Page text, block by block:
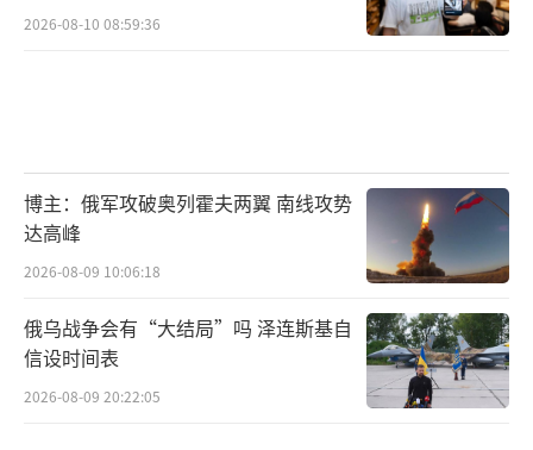
2026-08-10 08:59:36
博主：俄军攻破奥列霍夫两翼 南线攻势
达高峰
2026-08-09 10:06:18
俄乌战争会有“大结局”吗 泽连斯基自
信设时间表
2026-08-09 20:22:05